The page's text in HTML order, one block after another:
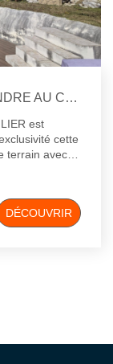
MAISON 3 PIÈCES VUE MER À VENDRE AU CASTELLET - RÉF 42 - 230 000 €
est
terrain avec
donnant
d'une
sous-sol
privatives.
DÉCOUVRIR